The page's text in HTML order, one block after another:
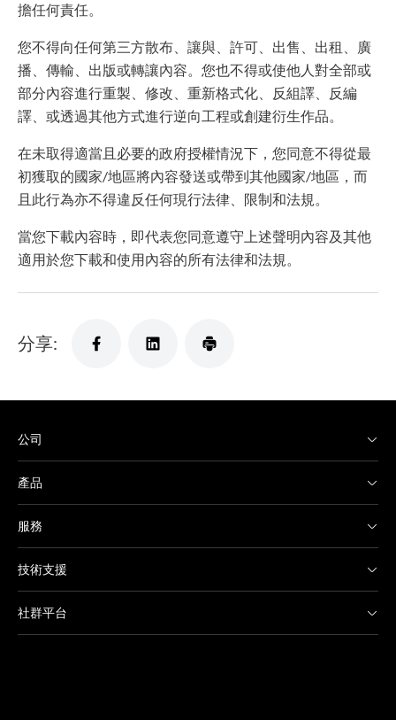
擔任何責任。
您不得向任何第三方散布、讓與、許可、出售、出租、廣
播、傳輸、出版或轉讓內容。您也不得或使他人對全部或
部分內容進行重製、修改、重新格式化、反組譯、反編
譯、或透過其他方式進行逆向工程或創建衍生作品。
在未取得適當且必要的政府授權情況下，您同意不得從最
初獲取的國家/地區將內容發送或帶到其他國家/地區，而
且此行為亦不得違反任何現行法律、限制和法規。
當您下載內容時，即代表您同意遵守上述聲明內容及其他
適用於您下載和使用內容的所有法律和法規。
分享:
公司
產品
服務
技術支援
社群平台